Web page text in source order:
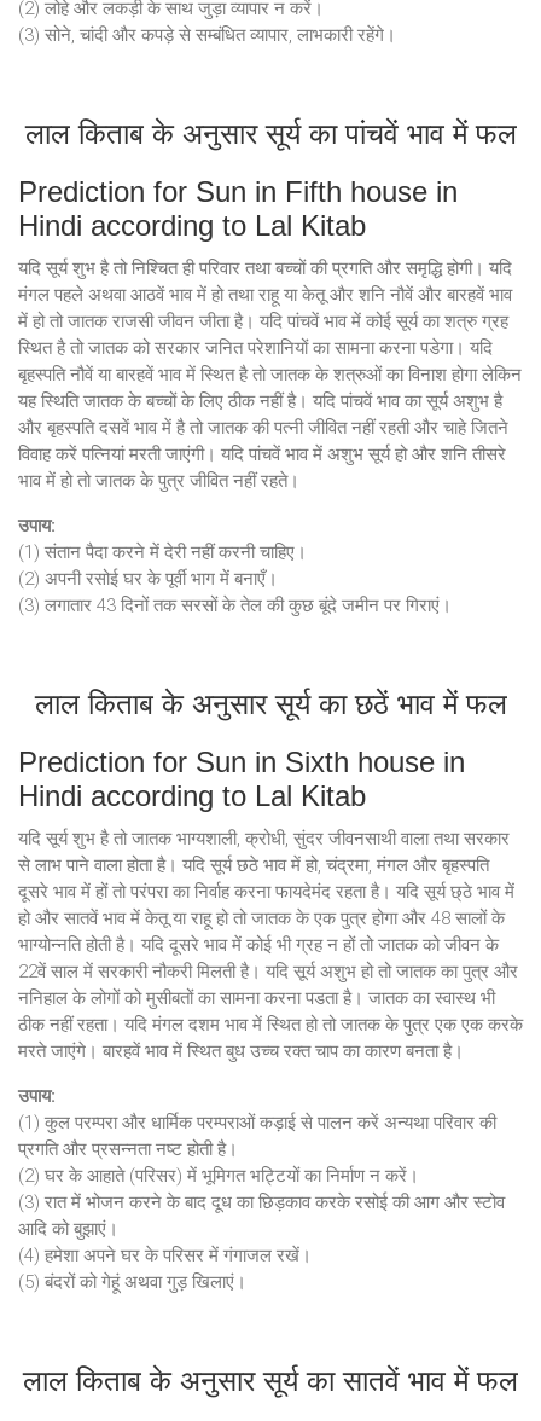
(2) लोहे और लकड़ी के साथ जुड़ा व्यापार न करें।
(3) सोने, चांदी और कपड़े से सम्बंधित व्यापार, लाभकारी रहेंगे।
लाल किताब के अनुसार सूर्य का पांचवें भाव में फल
Prediction for Sun in Fifth house in
Hindi according to Lal Kitab
यदि सूर्य शुभ है तो निश्चित ही परिवार तथा बच्चों की प्रगति और समृद्धि होगी। यदि
मंगल पहले अथवा आठवें भाव में हो तथा राहू या केतू और शनि नौवें और बारहवें भाव
में हो तो जातक राजसी जीवन जीता है। यदि पांचवें भाव में कोई सूर्य का शत्रु ग्रह
स्थित है तो जातक को सरकार जनित परेशानियों का सामना करना पडेगा। यदि
बृहस्पति नौवें या बारहवें भाव में स्थित है तो जातक के शत्रुओं का विनाश होगा लेकिन
यह स्थिति जातक के बच्चों के लिए ठीक नहीं है। यदि पांचवें भाव का सूर्य अशुभ है
और बृहस्पति दसवें भाव में है तो जातक की पत्नी जीवित नहीं रहती और चाहे जितने
विवाह करें पत्नियां मरती जाएंगी। यदि पांचवें भाव में अशुभ सूर्य हो और शनि तीसरे
भाव में हो तो जातक के पुत्र जीवित नहीं रहते।
उपाय:
(1) संतान पैदा करने में देरी नहीं करनी चाहिए।
(2) अपनी रसोई घर के पूर्वी भाग में बनाएँ।
(3) लगातार 43 दिनों तक सरसों के तेल की कुछ बूंदे जमीन पर गिराएं।
लाल किताब के अनुसार सूर्य का छठें भाव में फल
Prediction for Sun in Sixth house in
Hindi according to Lal Kitab
यदि सूर्य शुभ है तो जातक भाग्यशाली, क्रोधी, सुंदर जीवनसाथी वाला तथा सरकार
से लाभ पाने वाला होता है। यदि सूर्य छठे भाव में हो, चंद्रमा, मंगल और बृहस्पति
दूसरे भाव में हों तो परंपरा का निर्वाह करना फायदेमंद रहता है। यदि सूर्य छ्ठे भाव में
हो और सातवें भाव में केतू या राहू हो तो जातक के एक पुत्र होगा और 48 सालों के
भाग्योन्नति होती है। यदि दूसरे भाव में कोई भी ग्रह न हों तो जातक को जीवन के
22वें साल में सरकारी नौकरी मिलती है। यदि सूर्य अशुभ हो तो जातक का पुत्र और
ननिहाल के लोगों को मुसीबतों का सामना करना पडता है। जातक का स्वास्थ भी
ठीक नहीं रहता। यदि मंगल दशम भाव में स्थित हो तो जातक के पुत्र एक एक करके
मरते जाएंगे। बारहवें भाव में स्थित बुध उच्च रक्त चाप का कारण बनता है।
उपाय:
(1) कुल परम्परा और धार्मिक परम्पराओं कड़ाई से पालन करें अन्यथा परिवार की
प्रगति और प्रसन्नता नष्ट होती है।
(2) घर के आहाते (परिसर) में भूमिगत भट्टियों का निर्माण न करें।
(3) रात में भोजन करने के बाद दूध का छिड़काव करके रसोई की आग और स्टोव
आदि को बुझाएं।
(4) हमेशा अपने घर के परिसर में गंगाजल रखें।
(5) बंदरों को गेहूं अथवा गुड़ खिलाएं।
लाल किताब के अनुसार सूर्य का सातवें भाव में फल